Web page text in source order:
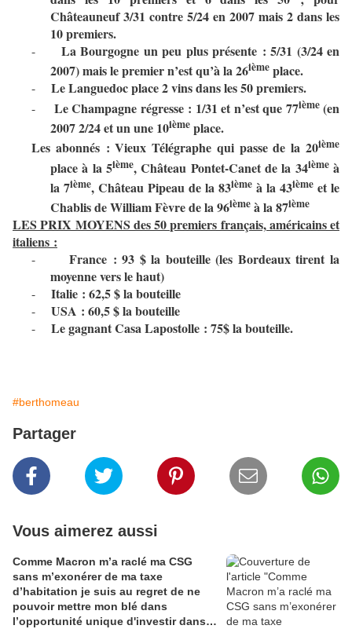
Châteauneuf 3/31 contre 5/24 en 2007 mais 2 dans les
10 premiers.
-
La Bourgogne un peu plus présente : 5/31 (3/24 en
2007) mais le premier n’est qu’à la 26ième place.
- Le Languedoc place 2 vins dans les 50 premiers.
- Le Champagne régresse : 1/31 et n’est que 77ième(en
2007 2/24 et un une 10ième place.
Les abonnés : Vieux Télégraphe qui passe de la 20ième
place à la 5ième, Château Pontet-Canet de la 34ièmeà
la 7ième, Château Pipeau de la 83ième à la 43ième et le
Chablis de William Fèvre de la 96ième à la 87ième
LES PRIX MOYENS des 50 premiers français, américains et
italiens :
-
France : 93 $ la bouteille (les Bordeaux tirent la
moyenne vers le haut)
- Italie : 62,5 $ la bouteille
- USA : 60,5 $ la bouteille
- Le gagnant Casa Lapostolle : 75$ la bouteille.
#berthomeau
Partager
Vous aimerez aussi
Comme Macron m’a raclé ma CSG
sans m’exonérer de ma taxe
d’habitation je suis au regret de ne
pouvoir mettre mon blé dans
l’opportunité unique d'investir dans